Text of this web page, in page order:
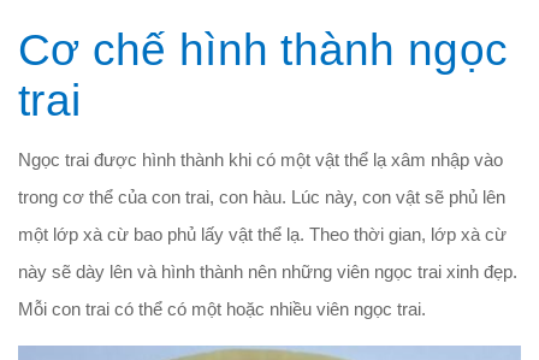
Cơ chế hình thành ngọc
trai
Ngọc trai được hình thành khi có một vật thể lạ xâm nhập vào
trong cơ thể của con trai, con hàu. Lúc này, con vật sẽ phủ lên
một lớp xà cừ bao phủ lấy vật thể lạ. Theo thời gian, lớp xà cừ
này sẽ dày lên và hình thành nên những viên ngọc trai xinh đẹp.
Mỗi con trai có thể có một hoặc nhiều viên ngọc trai.